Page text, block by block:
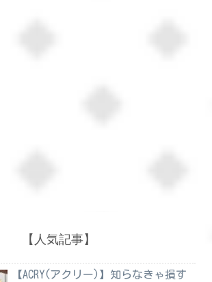
【人気記事】
【ACRY(アクリー)】知らなきゃ損す